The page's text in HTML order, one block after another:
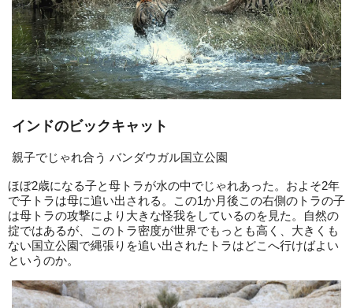
インドのビックキャット
親子でじゃれ合う バンダウガル国立公園
ほぼ2歳になる子と母トラが水の中でじゃれあった。およそ2年
で子トラは母に追い出される。この1か月後この右側のトラの子
は母トラの攻撃により大きな怪我をしているのを見た。自然の
掟ではあるが、このトラ密度が世界でもっとも高く、大きくも
ない国立公園で縄張りを追い出されたトラはどこへ行けばよい
というのか。